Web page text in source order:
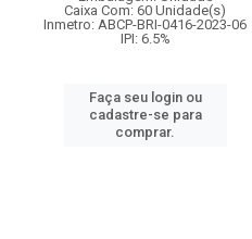
Caixa Com: 60 Unidade(s)
Inmetro: ABCP-BRI-0416-2023-06
IPI: 6.5%
Faça seu login ou
cadastre-se para
comprar.